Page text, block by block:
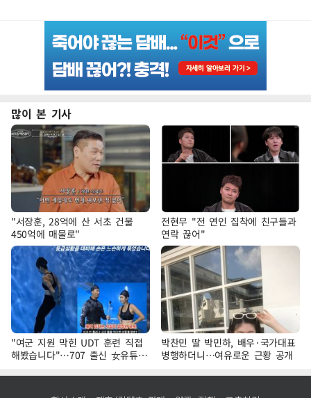
많이 본 기사
"서장훈, 28억에 산 서초 건물
450억에 매물로"
전현무 "전 연인 집착에 친구들과
연락 끊어"
"여군 지원 막힌 UDT 훈련 직접
해봤습니다"…707 출신 女유튜버
'완벽 소화'
박찬민 딸 박민하, 배우·국가대표
병행하더니…여유로운 근황 공개